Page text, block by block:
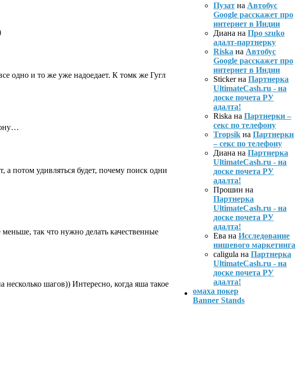
одно и то же уже надоедает. К томк же Гугл
а потом удивляться будет, почему поиск одни
так что нужно делать качественные
шагов)) Интересно, когда яша такое
Пузат на Автобус
Google расскажет про
интернет в Индии
Диана на Про szuko
адалт-партнерку
Riska на Автобус
Google расскажет про
интернет в Индии
Sticker на Партнерка
UltimateCash.ru - на
доске почета РУ
адалта!
Riska на Партнерки –
секс по телефону
Tropsik на Партнерки
– секс по телефону
Диана на Партнерка
UltimateCash.ru - на
доске почета РУ
адалта!
Прошин на
Партнерка
UltimateCash.ru - на
доске почета РУ
адалта!
Ева на Исследование
нишевого маркетинга
caligula на Партнерка
UltimateCash.ru - на
доске почета РУ
адалта!
омаха покер
Banner Stands